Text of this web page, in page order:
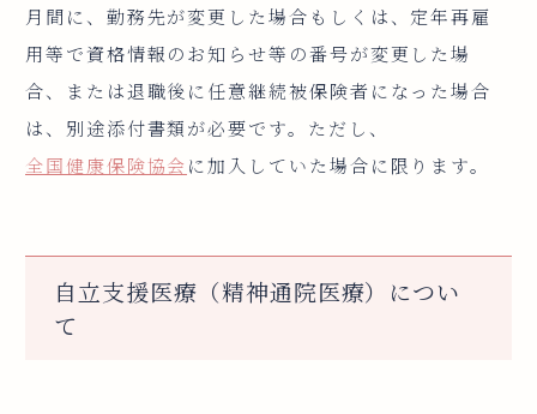
月間に、勤務先が変更した場合もしくは、定年再雇
用等で資格情報のお知らせ等の番号が変更した場
合、または退職後に任意継続被保険者になった場合
は、別途添付書類が必要です。ただし、
全国健康保険協会 に加入していた場合に限ります。
自立支援医療（精神通院医療）につい
て